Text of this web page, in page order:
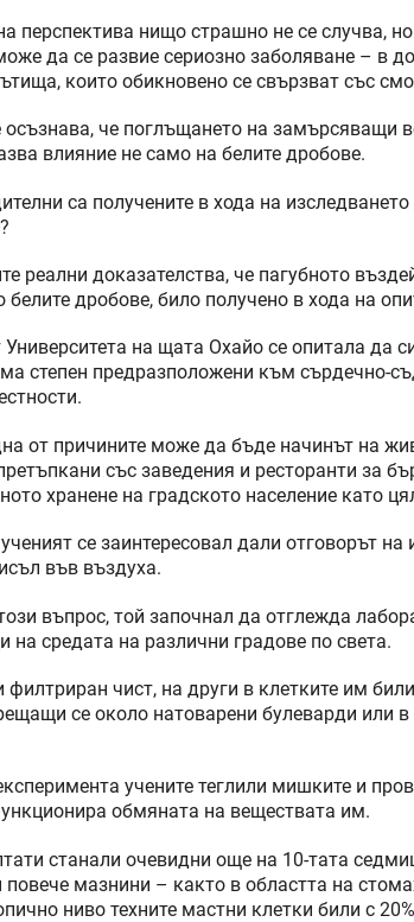
перспектива нищо страшно не се случва,
да се развие сериозно заболяване – в
които обикновено се свързват със
осъзнава, че поглъщането на замърсяващи
влияние не само на белите дробове.
са получените в хода на
реални доказателства, че пагубното
белите дробове, било получено в хода на
Университета на щата Охайо се опитала да
степен предразположени към сърдечно-
от причините може да бъде начинът на
със заведения и ресторанти за
хранене на градското население като
се заинтересовал дали отговорът
във въздуха.
въпрос, той започнал да отглежда
на средата на различни градове по света.
чист, на други в клетките им
се около натоварени булеварди или
учените теглили мишките и
обмяната на веществата им.
станали очевидни още на 10-тата
мазнини – както в областта на
ниво техните мастни клетки били с